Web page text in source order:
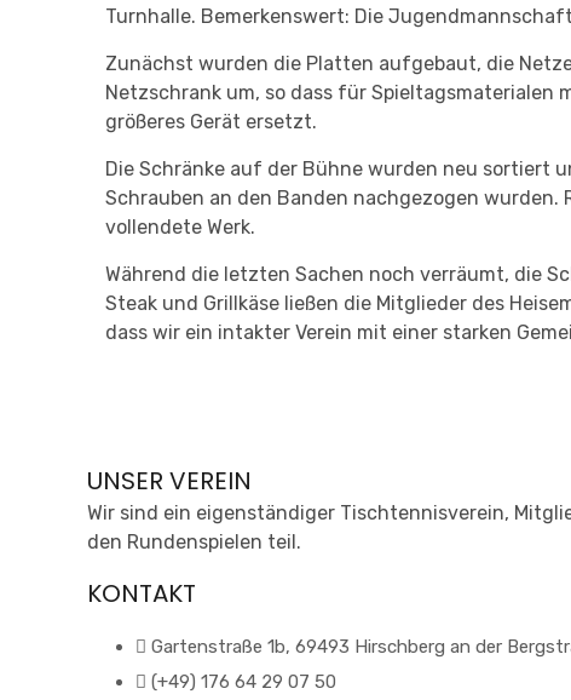
Turnhalle. Bemerkenswert: Die
Zunächst wurden die Platten aufgebaut, die
Netzschrank um, so dass für
größeres Gerät ersetzt.
Die Schränke auf der Bühne wurden neu
Schrauben an den Banden nachgezogen
vollendete Werk.
Während die letzten Sachen noch verräumt, die
Steak und Grillkäse ließen die Mitglieder des
dass wir ein intakter Verein mit einer starken
UNSER VEREIN
Wir sind ein eigenständiger Tischtennisverein,
den Rundenspielen teil.
KONTAKT
Gartenstraße 1b, 69493 Hirschberg an der
(+49) 176 64 29 07 50